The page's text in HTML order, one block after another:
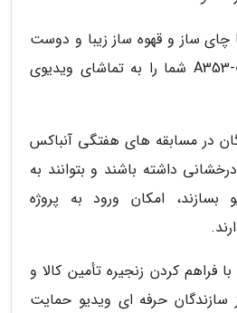
چای ساز و قهوه ساز زیبا و دوست
داشتنی کورکماز مدل A353-06 شما را به تماشای ویدیوی
در مسابقه های هفتگی آنباکس
درخشانی داشته باشند و بتوانند به
امکان ورود به پروژه
با فراهم کردن زنجیره تأمین کالا و
حرفه ای ویدیو حمایت